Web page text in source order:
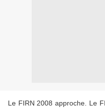
Le FIRN 2008 approche. Le